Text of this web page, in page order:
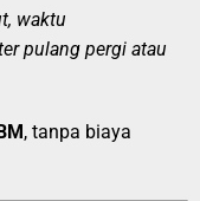
waktu
pulang pergi atau
, tanpa biaya